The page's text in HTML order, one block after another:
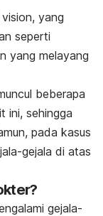
, yang
seperti
yang melayang
beberapa
ini, sehingga
pada kasus
gejala di atas
gejala-